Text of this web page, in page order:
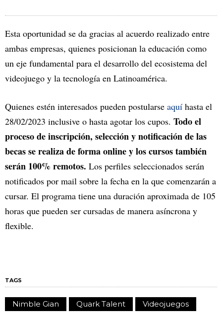
Esta oportunidad se da gracias al acuerdo realizado entre
ambas empresas, quienes posicionan la educación como
un eje fundamental para el desarrollo del ecosistema del
videojuego y la tecnología en Latinoamérica.
Quienes estén interesados pueden postularse aquí hasta el
28/02/2023 inclusive o hasta agotar los cupos. Todo el
proceso de inscripción, selección y notificación de las
becas se realiza de forma online y los cursos también
serán 100% remotos. Los perfiles seleccionados serán
notificados por mail sobre la fecha en la que comenzarán a
cursar. El programa tiene una duración aproximada de 105
horas que pueden ser cursadas de manera asíncrona y
flexible.
TAGS
Nimble Gian Quark Talent Videojuegos